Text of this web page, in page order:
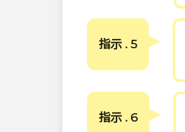
指示 . 5
指示 . 6